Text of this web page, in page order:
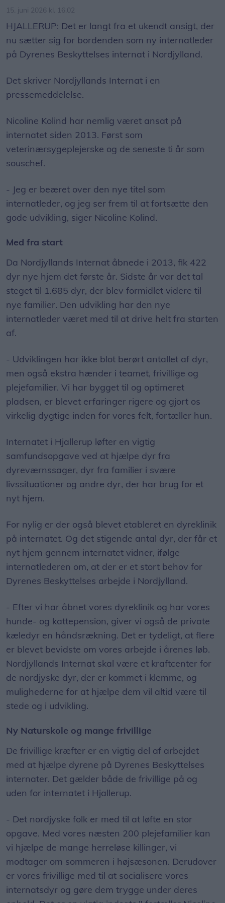
15. juni 2026 kl. 16.02
HJALLERUP: Det er langt fra et ukendt ansigt, der
nu sætter sig for bordenden som ny internatleder
på Dyrenes Beskyttelses internat i Nordjylland.
Det skriver Nordjyllands Internat i en
pressemeddelelse.
Nicoline Kolind har nemlig været ansat på
internatet siden 2013. Først som
veterinærsygeplejerske og de seneste ti år som
souschef.
- Jeg er beæret over den nye titel som
internatleder, og jeg ser frem til at fortsætte den
gode udvikling, siger Nicoline Kolind.
Med fra start
Da Nordjyllands Internat åbnede i 2013, fik 422
dyr nye hjem det første år. Sidste år var det tal
steget til 1.685 dyr, der blev formidlet videre til
nye familier. Den udvikling har den nye
internatleder været med til at drive helt fra starten
af.
- Udviklingen har ikke blot berørt antallet af dyr,
men også ekstra hænder i teamet, frivillige og
plejefamilier. Vi har bygget til og optimeret
pladsen, er blevet erfaringer rigere og gjort os
virkelig dygtige inden for vores felt, fortæller hun.
Internatet i Hjallerup løfter en vigtig
samfundsopgave ved at hjælpe dyr fra
dyreværnssager, dyr fra familier i svære
livssituationer og andre dyr, der har brug for et
nyt hjem.
For nylig er der også blevet etableret en dyreklinik
på internatet. Og det stigende antal dyr, der får et
nyt hjem gennem internatet vidner, ifølge
internatlederen om, at der er et stort behov for
Dyrenes Beskyttelses arbejde i Nordjylland.
- Efter vi har åbnet vores dyreklinik og har vores
hunde- og kattepension, giver vi også de private
kæledyr en håndsrækning. Det er tydeligt, at flere
er blevet bevidste om vores arbejde i årenes løb.
Nordjyllands Internat skal være et kraftcenter for
de nordjyske dyr, der er kommet i klemme, og
mulighederne for at hjælpe dem vil altid være til
stede og i udvikling.
Ny Naturskole og mange frivillige
De frivillige kræfter er en vigtig del af arbejdet
med at hjælpe dyrene på Dyrenes Beskyttelses
internater. Det gælder både de frivillige på og
uden for internatet i Hjallerup.
- Det nordjyske folk er med til at løfte en stor
opgave. Med vores næsten 200 plejefamilier kan
vi hjælpe de mange herreløse killinger, vi
modtager om sommeren i højsæsonen. Derudover
er vores frivillige med til at socialisere vores
internatsdyr og gøre dem trygge under deres